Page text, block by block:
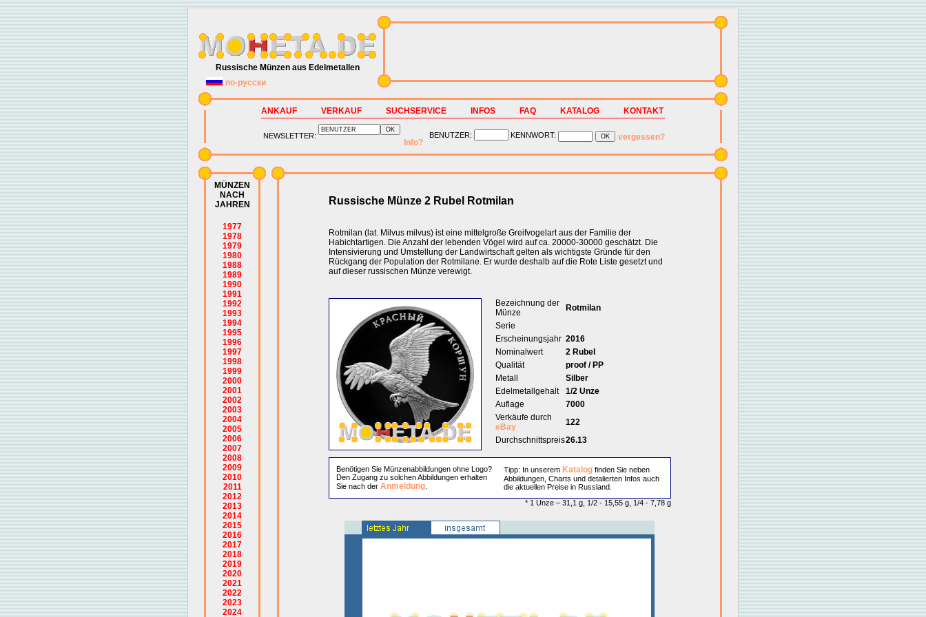
Russische Münzen aus Edelmetallen
по-русски
ANKAUF VERKAUF SUCHSERVICE INFOS FAQ KATALOG KONTAKT
NEWSLETTER:
Info?
BENUTZER: KENNWORT: vergessen?
MÜNZEN
NACH
JAHREN
1977
1978
1979
1980
1988
1989
1990
1991
1992
1993
1994
1995
1996
1997
1998
1999
2000
2001
2002
2003
2004
2005
2006
2007
2008
2009
2010
2011
2012
2013
2014
2015
2016
2017
2018
2019
2020
2021
2022
2023
2024
Russische Münze 2 Rubel Rotmilan
Rotmilan (lat. Milvus milvus) ist eine mittelgroße Greifvogelart aus der Familie der
Habichtartigen. Die Anzahl der lebenden Vögel wird auf ca. 20000-30000 geschätzt. Die
Intensivierung und Umstellung der Landwirtschaft gelten als wichtigste Gründe für den
Rückgang der Population der Rotmilane. Er wurde deshalb auf die Rote Liste gesetzt und
auf dieser russischen Münze verewigt.
Bezeichnung der
Münze
Rotmilan
Serie
Erscheinungsjahr 2016
Nominalwert
2 Rubel
Qualität
proof / PP
Metall
Silber
Edelmetallgehalt
1/2 Unze
Auflage
7000
Verkäufe durch
eBay
122
Durchschnittspreis26.13
Benötigen Sie Münzenabbildungen ohne Logo?
Den Zugang zu solchen Abbildungen erhalten
Sie nach der Anmeldung.
Tipp: In unserem Katalogfinden Sie neben
Abbildungen, Charts und detalierten Infos auch
die aktuellen Preise in Russland.
* 1 Unze – 31,1 g, 1/2 - 15,55 g, 1/4 - 7,78 g